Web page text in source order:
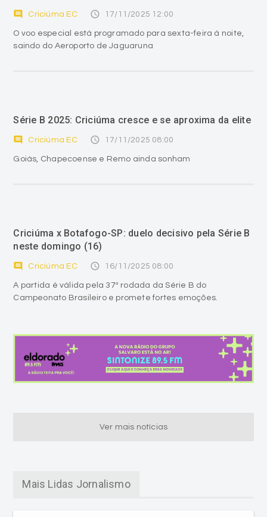
comment Criciúma EC access_time 17/11/2025 12:00
O voo especial está programado para sexta-feira à noite,
saindo do Aeroporto de Jaguaruna
Série B 2025: Criciúma cresce e se aproxima da elite
comment Criciúma EC access_time 17/11/2025 08:00
Goiás, Chapecoense e Remo ainda sonham
Criciúma x Botafogo-SP: duelo decisivo pela Série B
neste domingo (16)
comment Criciúma EC access_time 16/11/2025 08:00
A partida é válida pela 37ª rodada da Série B do
Campeonato Brasileiro e promete fortes emoções.
Ver mais notícias
Mais Lidas Jornalismo